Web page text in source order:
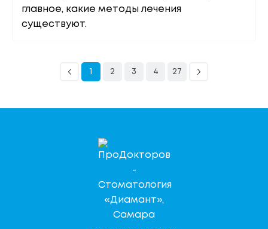
главное, какие методы лечения
существуют.
2 3 4 27